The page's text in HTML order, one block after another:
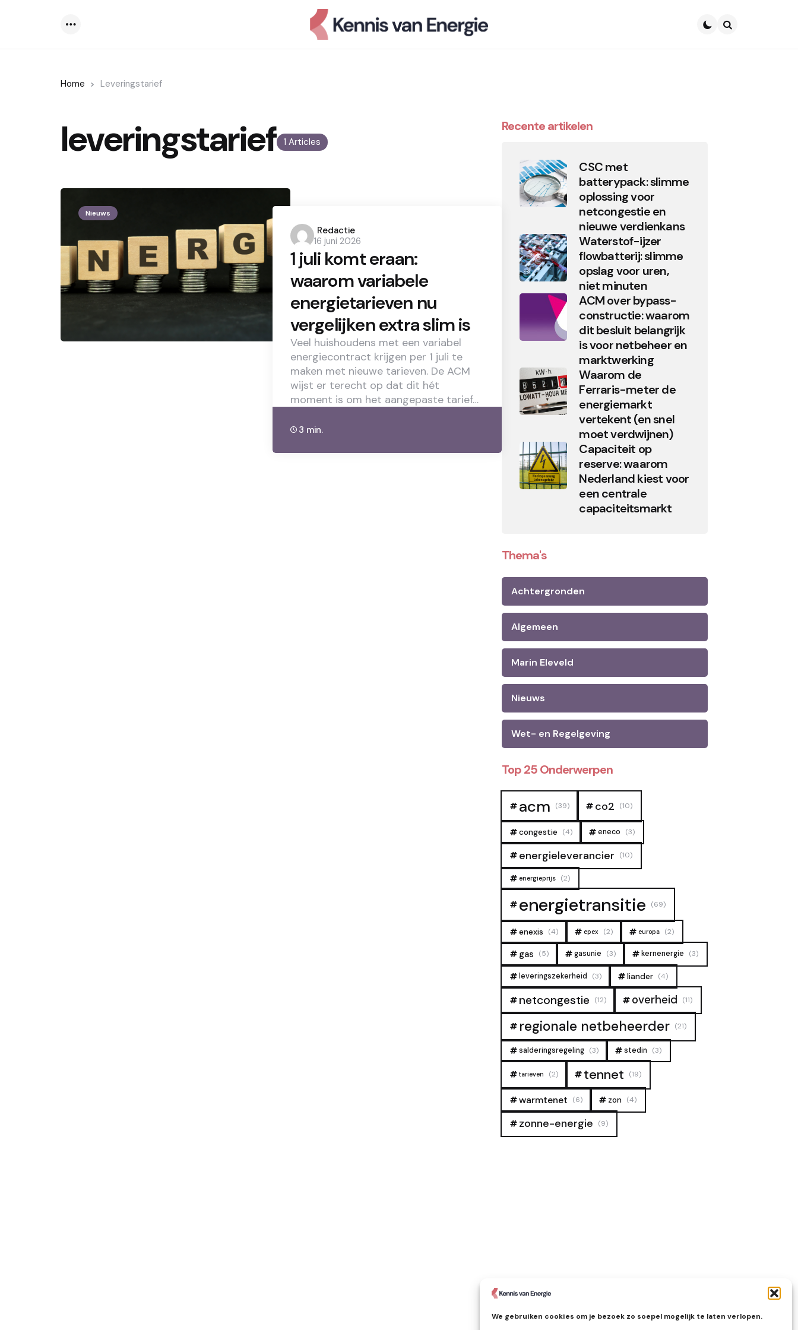
We gebruiken cookies om je bezoek zo soepel mogelijk te laten verlopen.
Home Leveringstarief
1 Articles
leveringstarief
Nieuws
Posted
by
Redactie
16 juni 2026
1 juli komt eraan:
waarom variabele
energietarieven nu
vergelijken extra slim is
Veel huishoudens met een variabel
energiecontract krijgen per 1 juli te
maken met nieuwe tarieven. De ACM
wijst er terecht op dat dit hét
moment is om het aangepaste tarief…
3 min.
Recente artikelen
CSC met
batterypack: slimme
oplossing voor
netcongestie en
nieuwe verdienkans
Waterstof-ijzer
flowbatterij: slimme
opslag voor uren,
niet minuten
ACM over bypass-
constructie: waarom
dit besluit belangrijk
is voor netbeheer en
marktwerking
Waarom de
Ferraris-meter de
energiemarkt
vertekent (en snel
moet verdwijnen)
Capaciteit op
reserve: waarom
Nederland kiest voor
een centrale
capaciteitsmarkt
Thema's
Achtergronden
Algemeen
Marin Eleveld
Nieuws
Wet- en Regelgeving
Top 25 Onderwerpen
acm (39) co2 (10)
congestie (4) eneco (3)
energieleverancier (10)
energieprijs (2)
energietransitie (69)
enexis (4) epex (2) europa (2)
gas (5) gasunie (3) kernenergie (3)
leveringszekerheid (3) liander (4)
netcongestie (12) overheid (11)
regionale netbeheerder (21)
salderingsregeling (3) stedin (3)
tarieven (2) tennet (19)
warmtenet (6) zon (4)
zonne-energie (9)